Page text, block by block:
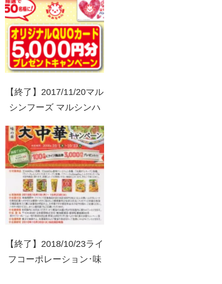
【終了】2017/11/20マル
シンフーズ マルシンハ
ナルQUOカード5000円
分プレゼントキャンペー
ン
【終了】2018/10/23ライ
フコーポレーション･味